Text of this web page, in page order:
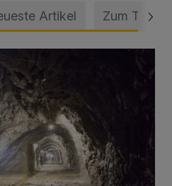
Artikel Zum Thema